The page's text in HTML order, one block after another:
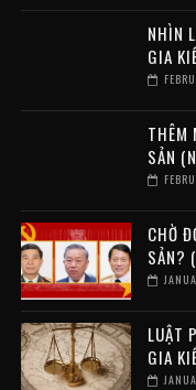
NHÌN
GIA
THÊM
SẢN
CHỜ
SẢN?
LUẬT
GIA